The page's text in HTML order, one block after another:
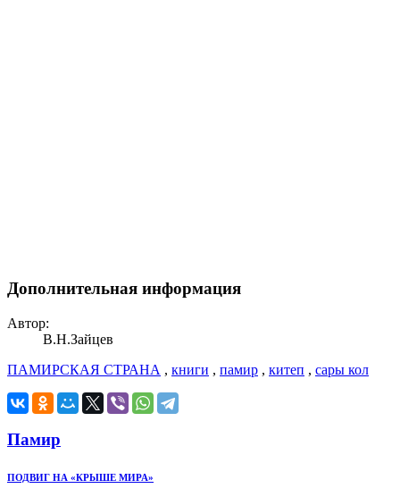
Дополнительная информация
Автор:
В.Н.Зайцев
ПАМИРСКАЯ СТРАНА , книги , памир , китеп , сары кол
Памир
ПОДВИГ НА «КРЫШЕ МИРА»